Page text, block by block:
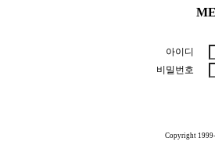
아이디
비밀번호
Copyright